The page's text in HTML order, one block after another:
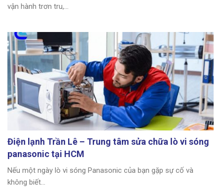
vận hành trơn tru,...
Điện lạnh Trần Lê – Trung tâm sửa chữa lò vi sóng
panasonic tại HCM
Nếu một ngày lò vi sóng Panasonic của bạn gặp sự cố và
không biết...